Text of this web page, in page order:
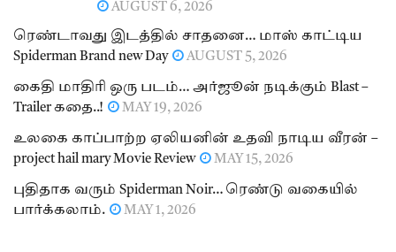
AUGUST 6, 2026
ரெண்டாவது இடத்தில் சாதனை… மாஸ் காட்டிய
Spiderman Brand new Day
AUGUST 5, 2026
கைதி மாதிரி ஒரு படம்… அர்ஜூன் நடிக்கும் Blast –
Trailer கதை..!
MAY 19, 2026
உலகை காப்பாற்ற ஏலியனின் உதவி நாடிய வீரன் –
project hail mary Movie Review
MAY 15, 2026
புதிதாக வரும் Spiderman Noir… ரெண்டு வகையில்
பார்க்கலாம்.
MAY 1, 2026